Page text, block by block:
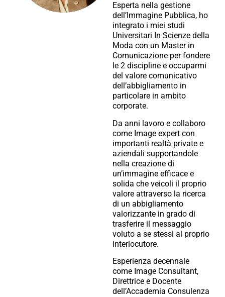
Esperta nella gestione
dell’Immagine Pubblica, ho
integrato i miei studi
Universitari In Scienze della
Moda con un Master in
Comunicazione per fondere
le 2 discipline e occuparmi
del valore comunicativo
dell’abbigliamento in
particolare in ambito
corporate.
Da anni lavoro e collaboro
come Image expert con
importanti realtà private e
aziendali supportandole
nella creazione di
un’immagine efficace e
solida che veicoli il proprio
valore attraverso la ricerca
di un abbigliamento
valorizzante in grado di
trasferire il messaggio
voluto a se stessi al proprio
interlocutore.
Esperienza decennale
come Image Consultant,
Direttrice e Docente
dell’Accademia Consulenza